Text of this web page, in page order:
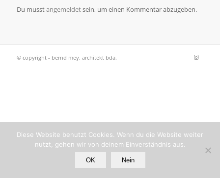
Du musstangemeldetsein, um einen Kommentar abzugeben.
© copyright - bernd mey. architekt bda.
Diese Website benutzt Cookies. Wenn du die Website weiter
nutzt, gehen wir von deinem Einverständnis aus.
OK Nein